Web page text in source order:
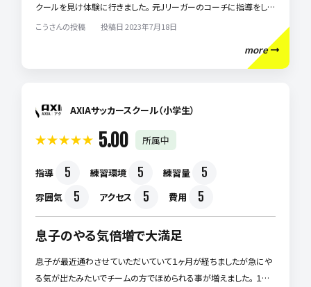
クールを見け体験に行きました。 元Jリーガーのコーチに指導をして
もらったのですが、細かく丁寧に指導をしてくれるので子供もすごく
楽しそうにサッカーをしていました！ 綾瀬にこんな魅力のあるスクー
こうさんの投稿 投稿日 2023年7月18日
more
AXIAサッカースクール（小学生）
5.00 所属中
指導 5 練習環境 5 練習量 5
雰囲気 5 アクセス 5 費用 5
息子のやる気倍増で大満足
息子が最近通わさせていただいていて１ヶ月が経ちましたが急にや
る気が出たみたいでチームの方でほめられる事が増えました。 １ヶ